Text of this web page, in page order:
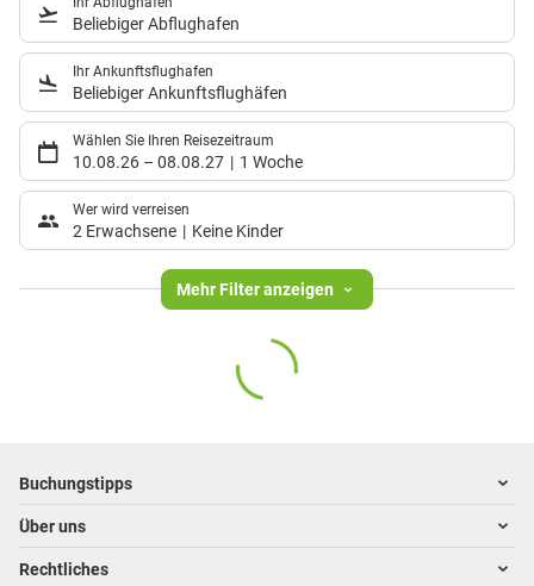
Beliebiger Abflughafen
Ihr Ankunftsflughafen
Beliebiger Ankunftsflughäfen
Wählen Sie Ihren Reisezeitraum
10.08.26 – 08.08.27 1 Woche
Wer wird verreisen
2 Erwachsene Keine Kinder
Mehr Filter anzeigen
Footer navigation
Buchungstipps
Warum im Reisebüro buchen
Hoteltipps
Über uns
Kontakt
Rechtliches